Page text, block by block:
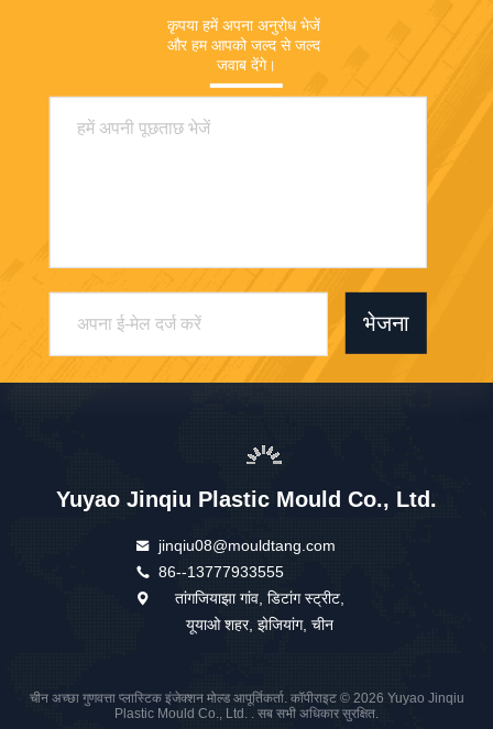
कृपया हमें अपना अनुरोध भेजें
और हम आपको जल्द से जल्द
जवाब देंगे।
भेजना
Yuyao Jinqiu Plastic Mould Co., Ltd.
jinqiu08@mouldtang.com
86--13777933555
तांगजियाझा गांव, डिटांग स्ट्रीट,
यूयाओ शहर, झेजियांग, चीन
चीन अच्छा गुणवत्ता प्लास्टिक इंजेक्शन मोल्ड आपूर्तिकर्ता. कॉपीराइट © 2026 Yuyao Jinqiu
Plastic Mould Co., Ltd. . सब सभी अधिकार सुरक्षित.